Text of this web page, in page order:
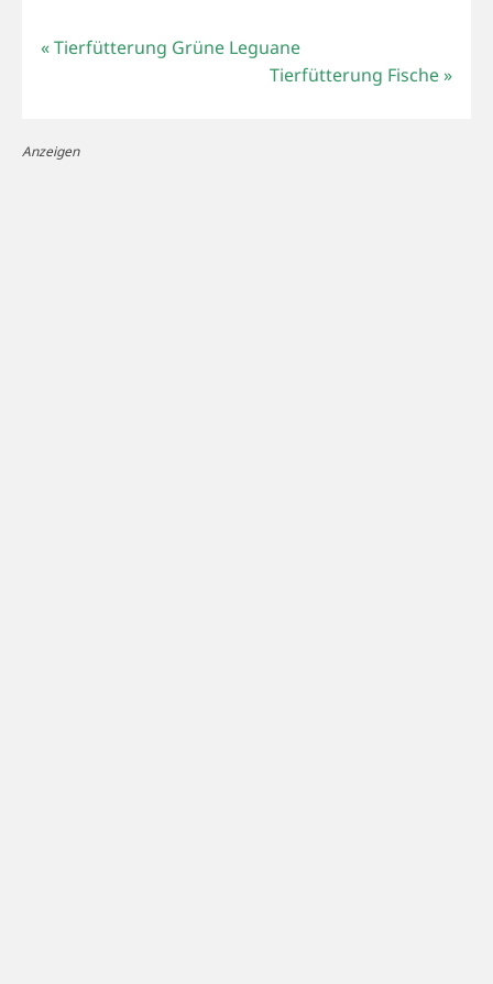
«Tierfütterung Grüne Leguane
Tierfütterung Fische»
Anzeigen